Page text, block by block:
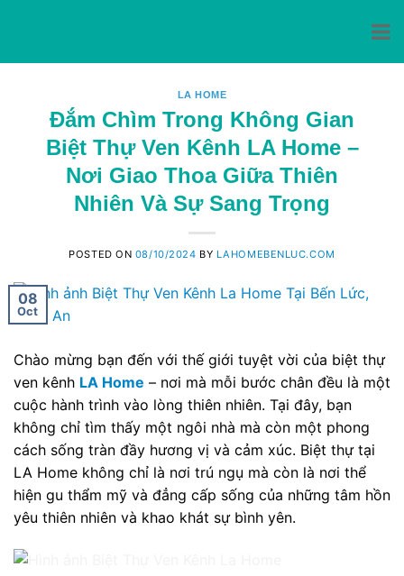
content
LA HOME
Đắm Chìm Trong Không Gian
Biệt Thự Ven Kênh LA Home –
Nơi Giao Thoa Giữa Thiên
Nhiên Và Sự Sang Trọng
POSTED ON 08/10/2024 BY LAHOMEBENLUC.COM
08
Oct
Chào mừng bạn đến với thế giới tuyệt vời của biệt thự
ven kênh LA Home – nơi mà mỗi bước chân đều là một
cuộc hành trình vào lòng thiên nhiên. Tại đây, bạn
không chỉ tìm thấy một ngôi nhà mà còn một phong
cách sống tràn đầy hương vị và cảm xúc. Biệt thự tại
LA Home không chỉ là nơi trú ngụ mà còn là nơi thể
hiện gu thẩm mỹ và đẳng cấp sống của những tâm hồn
yêu thiên nhiên và khao khát sự bình yên.